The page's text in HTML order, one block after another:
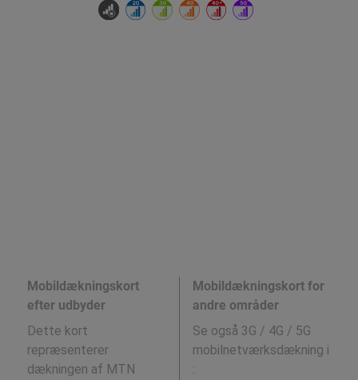
Mobildækningskort
efter udbyder
Dette kort
repræsenterer
dækningen af MTN
Mobildækningskort for
andre områder
Se også 3G / 4G / 5G
mobilnetværksdækning i
: